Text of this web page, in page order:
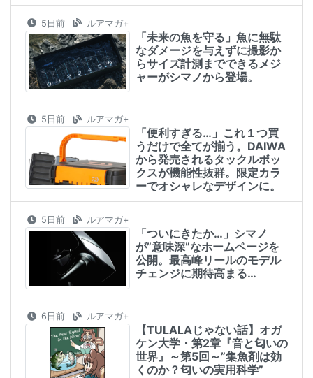
5日前 ルアマガ+
「未来の魚を守る」魚に無駄
なダメージを与えずに撮影か
らサイズ計測までできるメジ
ャーがシマノから登場。
5日前 ルアマガ+
「便利すぎる…」これ１つ買
うだけで全てが揃う。DAIWA
から発売されるタックルボッ
クスが機能性抜群。限定カラ
ーでオシャレなデザインに。
5日前 ルアマガ+
「ついにきたか…」シマノ
が”意味深”なホームページを
公開。最高峰リールのモデル
チェンジに期待高まる…
6日前 ルアマガ+
【TULALAじゃない話】オガ
ケン大学・第2章『音と匂いの
世界』～第5回～”集魚剤は効
くのか？匂いの実用科学”